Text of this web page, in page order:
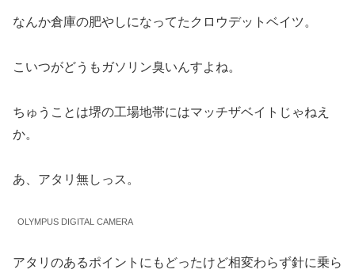
なんか倉庫の肥やしになってたクロウデットベイツ。
こいつがどうもガソリン臭いんすよね。
ちゅうことは堺の工場地帯にはマッチザベイトじゃねえ
か。
あ、アタリ無しっス。
OLYMPUS DIGITAL CAMERA
アタリのあるポイントにもどったけど相変わらず針に乗ら